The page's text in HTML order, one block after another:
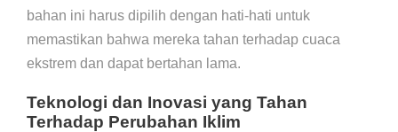
bahan ini harus dipilih dengan hati-hati untuk
memastikan bahwa mereka tahan terhadap cuaca
ekstrem dan dapat bertahan lama.
Teknologi dan Inovasi yang Tahan
Terhadap Perubahan Iklim